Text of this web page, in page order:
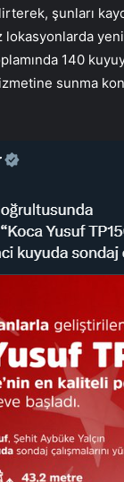
şunları
140
sunma